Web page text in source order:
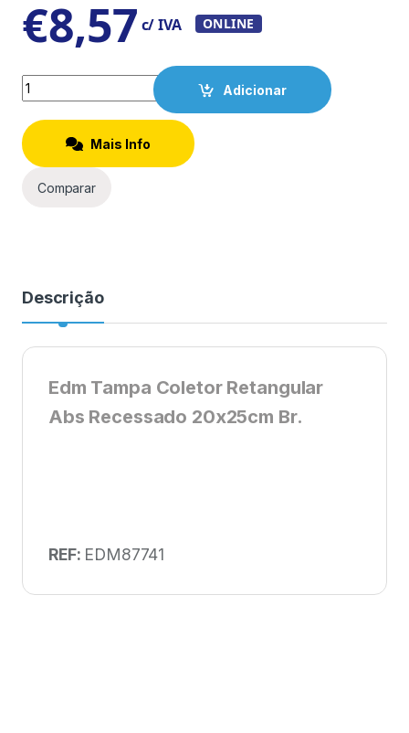
€8,57 c/ IVA ONLINE
Quantity
Adicionar
Mais Info
Comparar
Descrição
Edm Tampa Coletor Retangular
Abs Recessado 20x25cm Br.
REF: EDM87741